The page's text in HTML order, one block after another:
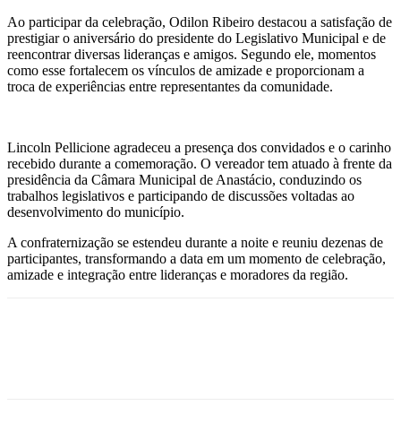
Ao participar da celebração, Odilon Ribeiro destacou a satisfação de
prestigiar o aniversário do presidente do Legislativo Municipal e de
reencontrar diversas lideranças e amigos. Segundo ele, momentos
como esse fortalecem os vínculos de amizade e proporcionam a
troca de experiências entre representantes da comunidade.
Lincoln Pellicione agradeceu a presença dos convidados e o carinho
recebido durante a comemoração. O vereador tem atuado à frente da
presidência da Câmara Municipal de Anastácio, conduzindo os
trabalhos legislativos e participando de discussões voltadas ao
desenvolvimento do município.
A confraternização se estendeu durante a noite e reuniu dezenas de
participantes, transformando a data em um momento de celebração,
amizade e integração entre lideranças e moradores da região.